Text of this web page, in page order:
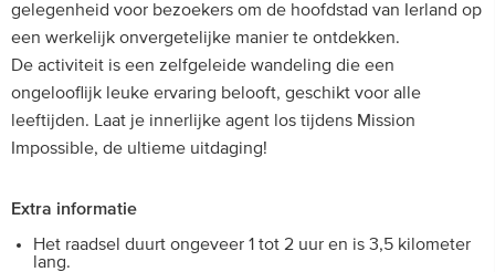
gelegenheid voor bezoekers om de hoofdstad van Ierland op
een werkelijk onvergetelijke manier te ontdekken.
De activiteit is een zelfgeleide wandeling die een
ongelooflijk leuke ervaring belooft, geschikt voor alle
leeftijden. Laat je innerlijke agent los tijdens Mission
Impossible, de ultieme uitdaging!
Extra informatie
Het raadsel duurt ongeveer 1 tot 2 uur en is 3,5 kilometer
lang.